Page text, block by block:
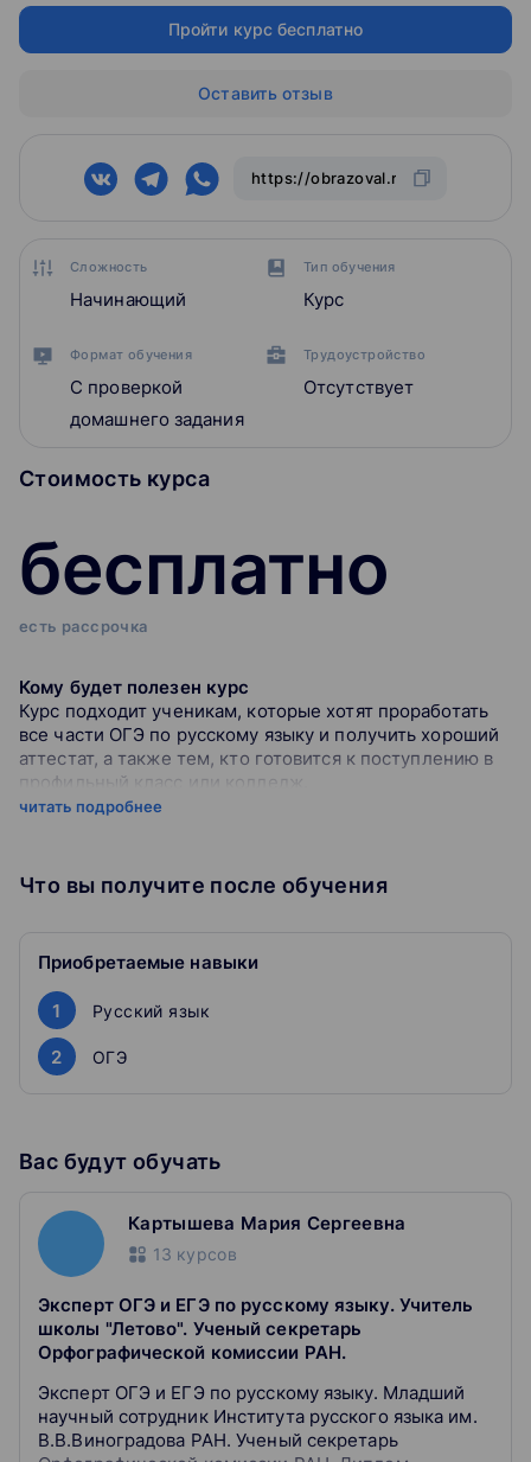
Сложность
Начинающий
Тип обучения
Курс
Формат обучения
С проверкой
домашнего задания
Трудоустройство
Отсутствует
Стоимость курса
бесплатно
есть рассрочка
Кому будет полезен курс
Курс подходит ученикам, которые хотят проработать
все части ОГЭ по русскому языку и получить хороший
аттестат, а также тем, кто готовится к поступлению в
профильный класс или колледж.
тестовых заданий и написания сочинения и изложения
в формате ОГЭ. Отдельное время уделяется
Как проходит обучение
Получить от занятий максимум полезности помогут
кураторы, а также рабочие тетради для лучшего
усвоения материала. Проверить свои знания можно на
уникальных Пробных вариантах ОГЭ по русскому языку
составленные по рекомендациям ФИПИ и получите
Без паники и стресса
Все необходимые темы для сдачи ОГЭ-2023 находятся
в одной программе
Готовим с нуля
Обязательно повторяем и структурируем всю
1. Преподаватель курса: Мария Картышева
читать подробнее
Что вы получите после обучения
Приобретаемые навыки
1 Русский язык
2 ОГЭ
Вас будут обучать
Картышева Мария Сергеевна
13 курсов
Эксперт ОГЭ и ЕГЭ по русскому языку. Учитель
школы "Летово". Ученый секретарь
Орфографической комиссии РАН.
Эксперт ОГЭ и ЕГЭ по русскому языку. Младший
научный сотрудник Института русского языка им.
В.В.Виноградова РАН. Ученый секретарь
Пройти курс бесплатно
Оставить отзыв